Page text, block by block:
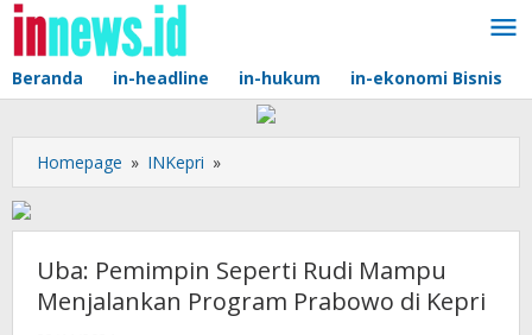
Lewati
konten
Beranda in-headline in-hukum in-ekonomi Bisnis
Homepage » INKepri »
Pemimpin
Rudi
Mampu
Menjalankan
Program
Uba: Pemimpin Seperti Rudi Mampu
Menjalankan Program Prabowo di Kepri